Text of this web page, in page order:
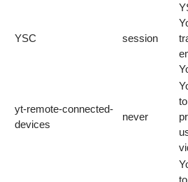
YSC session
yt-remote-connected-
devices
never